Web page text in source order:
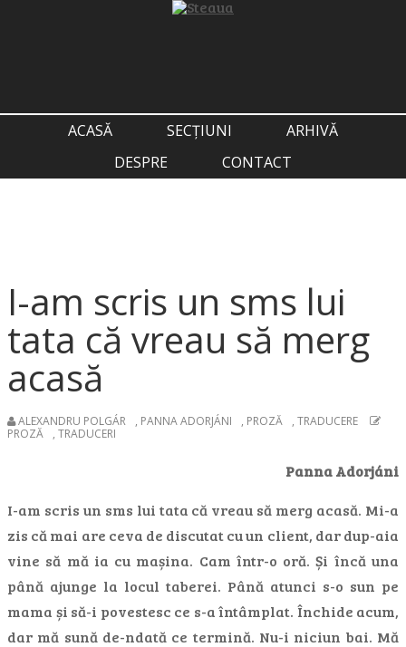
ACASĂ SECȚIUNI
ARHIVĂ
DESPRE
CONTACT
I-am scris un sms lui
tata că vreau să merg
acasă
ALEXANDRU POLGÁR , PANNA ADORJÁNI , PROZĂ , TRADUCERE
PROZĂ
, TRADUCERI
Panna Adorjáni
I-am scris un sms lui tata că vreau să merg acasă. Mi-a
zis că mai are ceva de discutat cu un client, dar dup-aia
vine să mă ia cu mașina. Cam într-o oră. Și încă una
până ajunge la locul taberei. Până atunci s-o sun pe
mama și să-i povestesc ce s-a întâmplat. Închide acum,
dar mă sună de-ndată ce termină. Nu-i niciun bai. Mă